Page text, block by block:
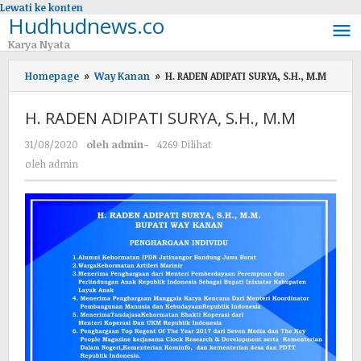
Lewati ke konten
Hudhudnews.co
Karya Nyata
Homepage » Way Kanan » H. RADEN ADIPATI SURYA, S.H., M.M
H. RADEN ADIPATI SURYA, S.H., M.M
31/08/2020 oleh admin-
4269 Dilihat
oleh admin